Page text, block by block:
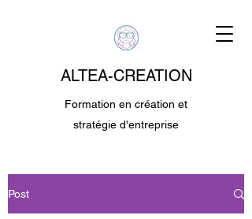
ALTEA-CREATION
Formation en création et
stratégie d'entreprise
Post